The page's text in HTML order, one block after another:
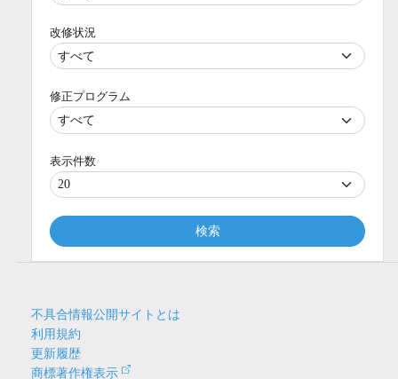
改修状況
修正プログラム
表示件数
検索
不具合情報公開サイトとは
利用規約
更新履歴
商標著作権表示